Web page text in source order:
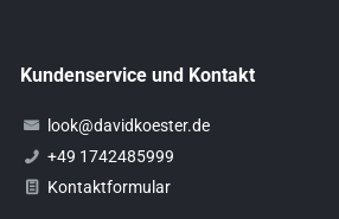
Kundenservice und Kontakt
look@davidkoester.de
+49 1742485999
Kontaktformular